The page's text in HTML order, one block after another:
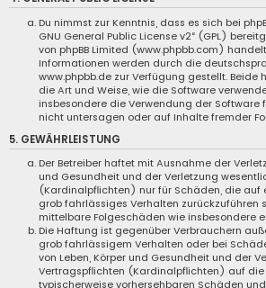
Du nimmst zur Kenntnis, dass es sich bei
GNU General Public License v2“ (GPL)
von phpBB Limited (www.phpbb.com)
Informationen werden durch die
www.phpbb.de zur Verfügung gestellt. Beide
die Art und Weise, wie die Software
insbesondere die Verwendung der Software
nicht untersagen oder auf Inhalte fremder
5. GEWÄHRLEISTUNG
Der Betreiber haftet mit Ausnahme der
und Gesundheit und der Verletzung
(Kardinalpflichten) nur für Schäden, die auf
grob fahrlässiges Verhalten zurückzuführen
mittelbare Folgeschäden wie insbesondere
Die Haftung ist gegenüber Verbrauchern
grob fahrlässigem Verhalten oder bei
von Leben, Körper und Gesundheit und der
Vertragspflichten (Kardinalpflichten) auf die
typischerweise vorhersehbaren Schäden